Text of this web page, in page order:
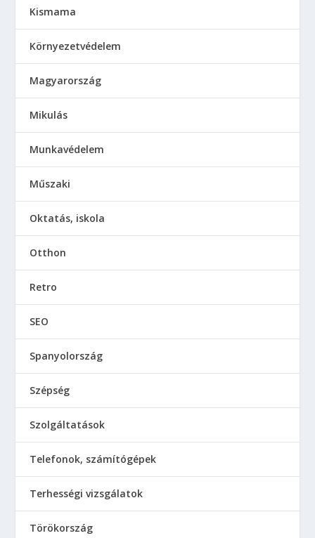
Kismama
Környezetvédelem
Magyarország
Mikulás
Munkavédelem
Műszaki
Oktatás, iskola
Otthon
Retro
SEO
Spanyolország
Szépség
Szolgáltatások
Telefonok, számítógépek
Terhességi vizsgálatok
Törökország